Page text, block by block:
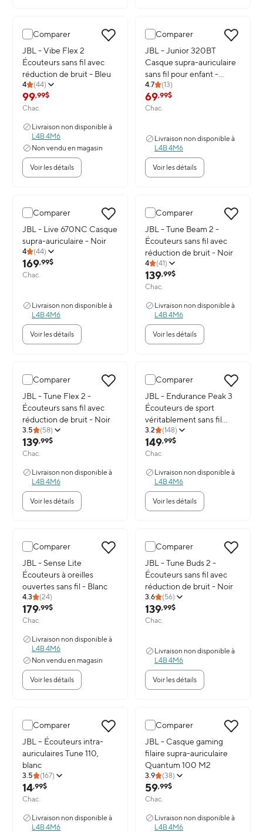
Comparer
Image du produit: JBL - Vibe Flex 2 Écouteurs sans fil avec
JBL - Vibe Flex 2
Écouteurs sans fil avec
réduction de bruit - Bleu
4 (44)
99,99$
Chac.
Livraison non disponible à
L4B 4M6
Non vendu en magasin
Voir les détails
Comparer
Image du produit: JBL - Junior
JBL - Junior 320BT
Casque supra-auriculaire
sans fil pour enfant -
Mauve
4.7 (13)
69,99$
Chac.
Livraison non disponible à
L4B 4M6
Voir les détails
Comparer
Image du produit: JBL - Live 670NC Casque supra-auriculaire -
JBL - Live 670NC Casque
supra-auriculaire - Noir
4 (44)
169,99$
Chac.
Livraison non disponible à
L4B 4M6
Voir les détails
Comparer
Image du produit: JBL - Tune
JBL - Tune Beam 2 -
Écouteurs sans fil avec
réduction de bruit - Noir
4 (41)
139,99$
Chac.
Livraison non disponible à
L4B 4M6
Voir les détails
Comparer
Image du produit: JBL - Tune Flex 2 - Écouteurs sans fil avec
JBL - Tune Flex 2 -
Écouteurs sans fil avec
réduction de bruit - Noir
3.5 (58)
139,99$
Chac.
Livraison non disponible à
L4B 4M6
Voir les détails
Comparer
Image du produit: JBL -
JBL - Endurance Peak 3
Écouteurs de sport
véritablement sans fil
étanche à l'eau et la
poussière - Noir
3.2 (148)
149,99$
Chac.
Livraison non disponible à
L4B 4M6
Voir les détails
Comparer
Image du produit: JBL - Sense Lite Écouteurs à oreilles ouvertes
JBL - Sense Lite
Écouteurs à oreilles
ouvertes sans fil - Blanc
4.3 (24)
179,99$
Chac.
Livraison non disponible à
L4B 4M6
Non vendu en magasin
Voir les détails
Comparer
Image du produit: JBL - Tune
JBL - Tune Buds 2 -
Écouteurs sans fil avec
réduction de bruit - Noir
3.6 (56)
139,99$
Chac.
Livraison non disponible à
L4B 4M6
Voir les détails
Comparer
Image du produit: JBL – Écouteurs intra-auriculaires Tune 110,
JBL – Écouteurs intra-
auriculaires Tune 110,
blanc
3.5 (167)
14,99$
Chac.
Livraison non disponible à
L4B 4M6
Comparer
Image du produit: JBL -
JBL - Casque gaming
filaire supra-auriculaire
Quantum 100 M2
3.9 (38)
59,99$
Chac.
Livraison non disponible à
L4B 4M6